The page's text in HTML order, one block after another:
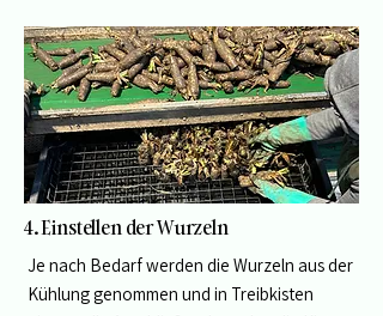
4. Einstellen der Wurzeln
Je nach Bedarf werden die Wurzeln aus der
Kühlung genommen und in Treibkisten